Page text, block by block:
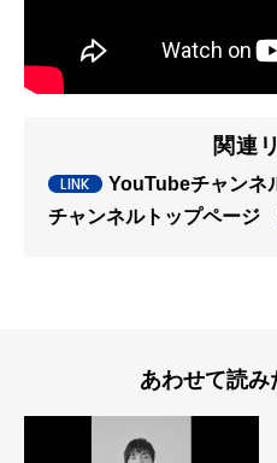
関連
YouTubeチャンネ
チャンネルトップページ
あわせて読